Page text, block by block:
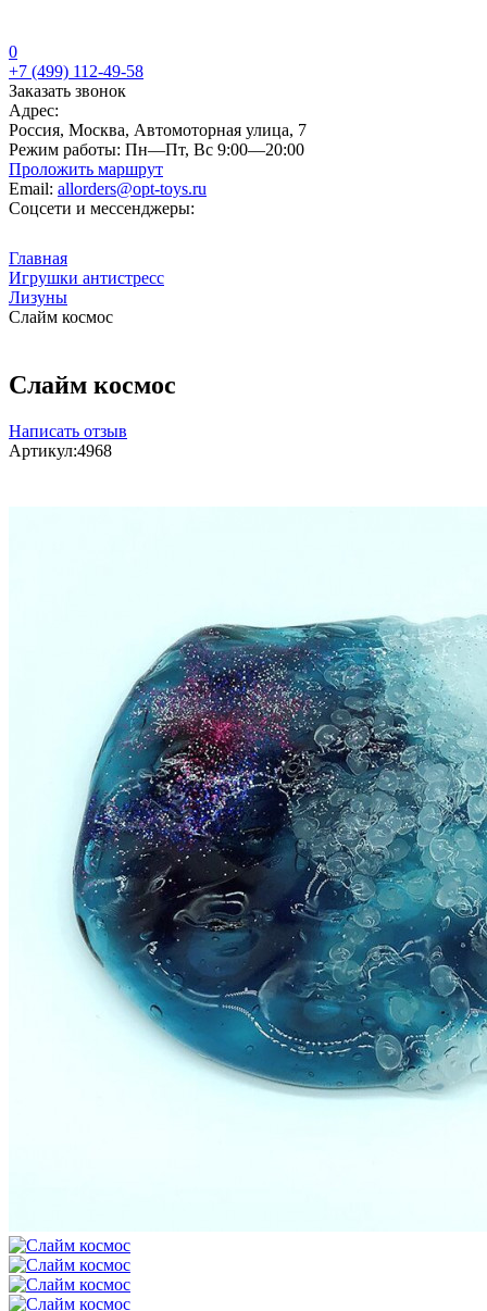
0
+7 (499) 112-49-58
Заказать звонок
Адрес:
Россия, Москва, Автомоторная улица, 7
Режим работы: Пн—Пт, Вс 9:00—20:00
Проложить маршрут
Email: allorders@opt-toys.ru
Соцсети и мессенджеры:
Главная
Игрушки антистресс
Лизуны
Слайм космос
Слайм космос
Написать отзыв
Артикул:4968